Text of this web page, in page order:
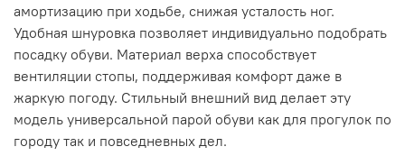
амортизацию при ходьбе, снижая усталость ног.
Удобная шнуровка позволяет индивидуально подобрать
посадку обуви. Материал верха способствует
вентиляции стопы, поддерживая комфорт даже в
жаркую погоду. Стильный внешний вид делает эту
модель универсальной парой обуви как для прогулок по
городу так и повседневных дел.